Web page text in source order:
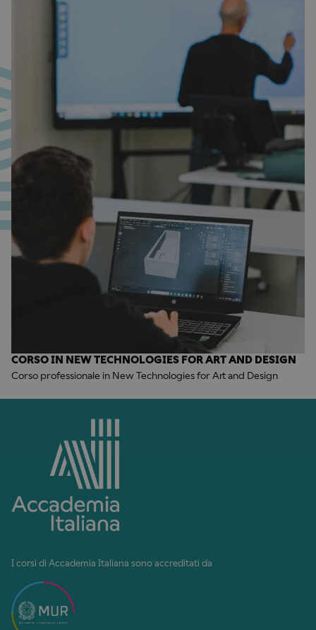
CORSO IN NEW TECHNOLOGIES FOR ART AND DESIGN
Corso professionale in New Technologies for Art and Design
I corsi di Accademia Italiana sono accreditati da